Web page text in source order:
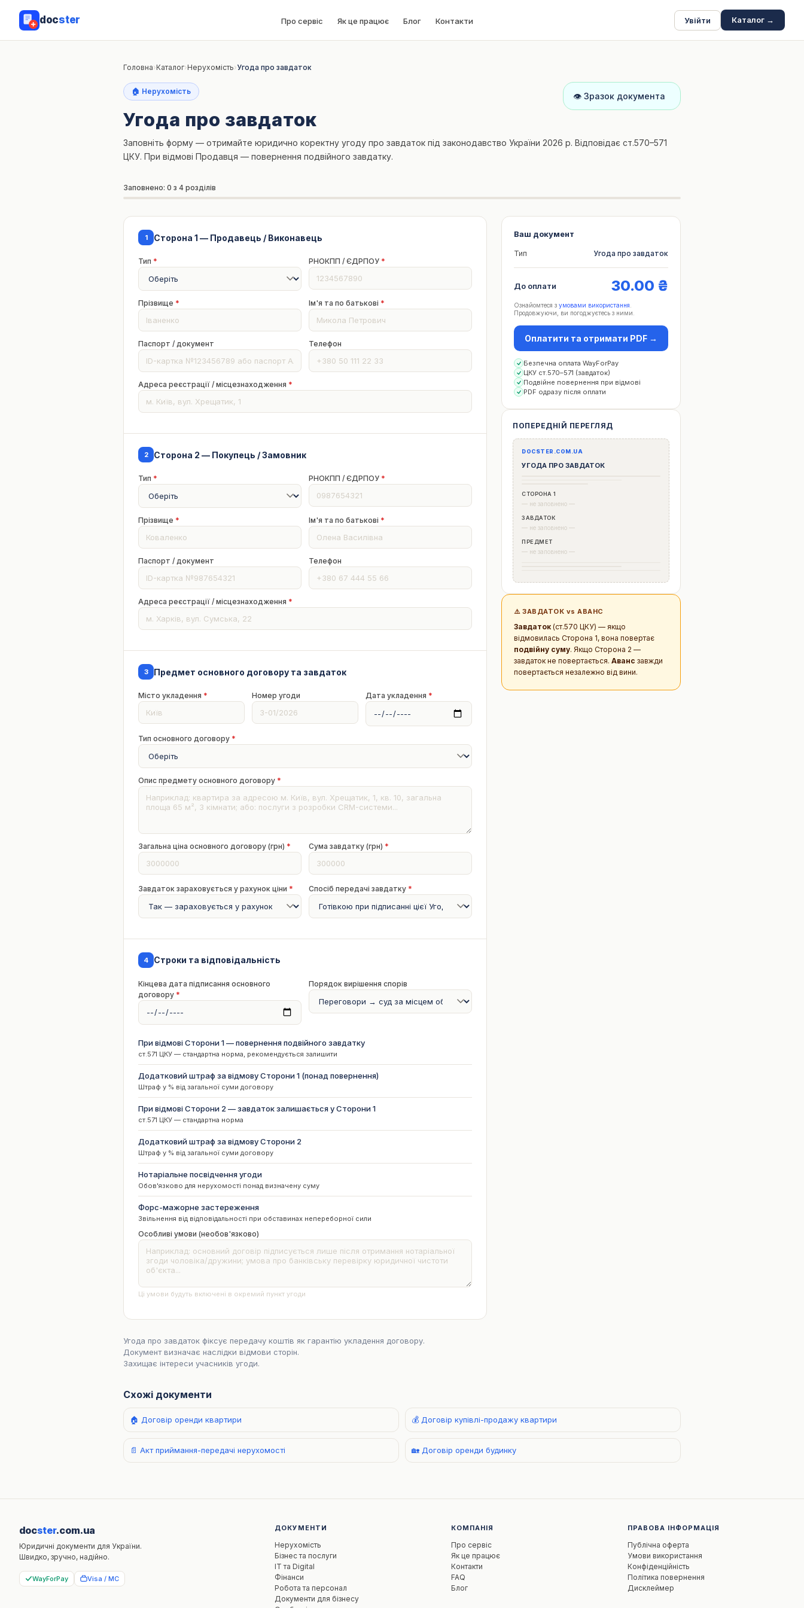
docster Про сервіс Як це працює Блог Контакти Увійти Каталог →
Головна›Каталог›Нерухомість›Угода про завдаток
👁 Зразок документа
🏠 Нерухомість
Угода про завдаток
Заповніть форму — отримайте юридично коректну угоду про завдаток під законодавство України 2026 р. Відповідає ст.570–571
ЦКУ. При відмові Продавця — повернення подвійного завдатку.
Заповнено: 0 з 4 розділів
1 Сторона 1 — Продавець / Виконавець
Тип * РНОКПП / ЄДРПОУ *
Прізвище * Ім'я та по батькові *
Паспорт / документ Телефон
Адреса реєстрації / місцезнаходження *
2 Сторона 2 — Покупець / Замовник
Тип * РНОКПП / ЄДРПОУ *
Прізвище * Ім'я та по батькові *
Паспорт / документ Телефон
Адреса реєстрації / місцезнаходження *
3 Предмет основного договору та завдаток
Місто укладення * Номер угоди Дата укладення *
Тип основного договору *
Опис предмету основного договору *
Загальна ціна основного договору (грн) * Сума завдатку (грн) *
Завдаток зараховується у рахунок ціни * Спосіб передачі завдатку *
4 Строки та відповідальність
Кінцева дата підписання основного
договору *
Порядок вирішення спорів
При відмові Сторони 1 — повернення подвійного завдатку
ст.571 ЦКУ — стандартна норма, рекомендується залишити
Додатковий штраф за відмову Сторони 1 (понад повернення)
Штраф у % від загальної суми договору
При відмові Сторони 2 — завдаток залишається у Сторони 1
ст.571 ЦКУ — стандартна норма
Додатковий штраф за відмову Сторони 2
Штраф у % від загальної суми договору
Нотаріальне посвідчення угоди
Обов'язково для нерухомості понад визначену суму
Форс-мажорне застереження
Звільнення від відповідальності при обставинах непереборної сили
Особливі умови (необов'язково)
Ці умови будуть включені в окремий пункт угоди
Ваш документ
Тип Угода про завдаток
До оплати 30.00 ₴
Ознайомтеся з умовами використання
Продовжуючи, ви погоджуєтесь з ними.
Оплатити та отримати PDF →
Безпечна оплата WayForPay
ЦКУ ст.570–571 (завдаток)
Подвійне повернення при відмові
PDF одразу після оплати
ПОПЕРЕДНІЙ ПЕРЕГЛЯД
DOCSTER.COM.UA
УГОДА ПРО ЗАВДАТОК
СТОРОНА 1
— не заповнено —
ЗАВДАТОК
— не заповнено —
ПРЕДМЕТ
— не заповнено —
⚠️ ЗАВДАТОК vs АВАНС
Завдаток (ст.570 ЦКУ) — якщо
відмовилась Сторона 1, вона повертає
подвійну суму. Якщо Сторона 2 —
завдаток не повертається. Аванс завжди
повертається незалежно від вини.
Угода про завдаток фіксує передачу коштів як гарантію укладення договору.
Документ визначає наслідки відмови сторін.
Захищає інтереси учасників угоди.
Схожі документи
🏠 Договір оренди квартири 💰 Договір купівлі-продажу квартири
📄 Акт приймання-передачі нерухомості 🏡 Договір оренди будинку
docster.com.ua
Юридичні документи для України.
Швидко, зручно, надійно.
WayForPay Visa / MC
ДОКУМЕНТИ
Нерухомість
Бізнес та послуги
IT та Digital
Фінанси
Робота та персонал
Документи для бізнесу
КОМПАНІЯ
Про сервіс
Як це працює
Контакти
FAQ
Блог
ПРАВОВА ІНФОРМАЦІЯ
Публічна оферта
Умови використання
Конфіденційність
Політика повернення
Дисклеймер